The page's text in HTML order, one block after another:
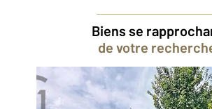
Biens se
de votre